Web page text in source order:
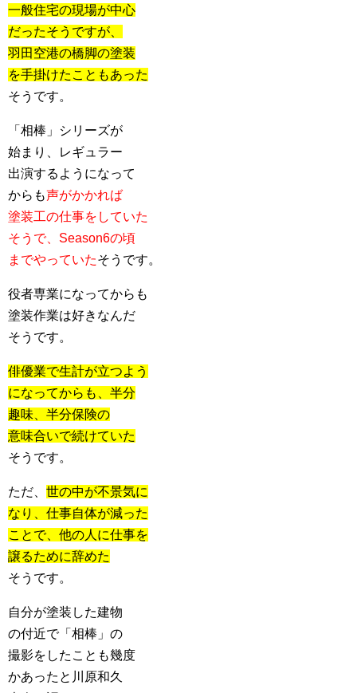
一般住宅の現場が中心
だったそうですが、
羽田空港の橋脚の塗装
を手掛けたこともあった
そうです。
「相棒」シリーズが
始まり、レギュラー
出演するようになって
からも声がかかれば
塗装工の仕事をしていた
そうで、Season6の頃
までやっていたそうです。
役者専業になってからも
塗装作業は好きなんだ
そうです。
俳優業で生計が立つよう
になってからも、半分
趣味、半分保険の
意味合いで続けていた
そうです。
ただ、 世の中が不景気に
なり、仕事自体が減った
ことで、他の人に仕事を
譲るために辞めた
そうです。
自分が塗装した建物
の付近で「相棒」の
撮影をしたことも幾度
かあったと川原和久